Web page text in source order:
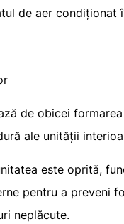
de aer condiționat
de obicei
ale unității
este oprită,
pentru a preveni
neplăcute.